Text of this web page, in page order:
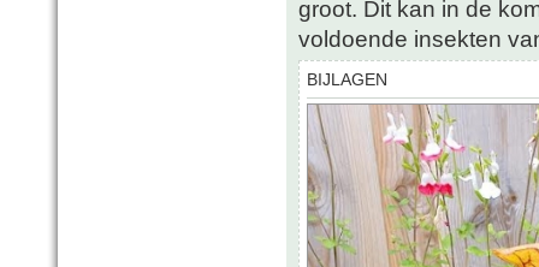
groot. Dit kan in de
voldoende insekten
BIJLAGEN